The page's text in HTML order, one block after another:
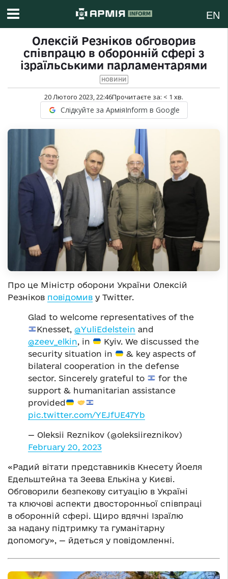
EN
Олексій Резніков обговорив
співпрацю в оборонній сфері з
ізраїльськими парламентарями
НОВИНИ
20 Лютого 2023, 22:46Прочитаєте за: < 1 хв.
Слідкуйте за АрміяInform в Google
Про це Міністр оборони України Олексій
Резніков повідомив у Twitter.
Glad to welcome representatives of the
Knesset, @YuliEdelstein and
@zeev_elkin , in
Kyiv. We discussed the
security situation in
& key aspects of
bilateral cooperation in the defense
sector. Sincerely grateful to
for the
support & humanitarian assistance
provided
pic.twitter.com/YEJfUE47Yb
— Oleksii Reznikov (@oleksiireznikov)
February 20, 2023
«Радий вітати представників Кнесету Йоеля
Едельштейна та Зеева Елькіна у Києві.
Обговорили безпекову ситуацію в Україні
та ключові аспекти двосторонньої співпраці
в оборонній сфері. Щиро вдячні Ізраїлю
за надану підтримку та гуманітарну
допомогу», — йдеться у повідомленні.